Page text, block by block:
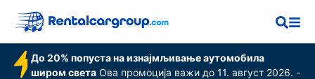
До 20% попуста на изнајмљивање аутомобила
широм света Ова промоција важи до 11. август 2026. -